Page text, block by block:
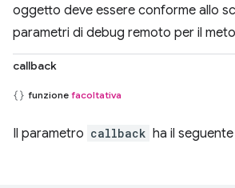
oggetto deve essere conforme allo
parametri di debug remoto per il
callback
funzione facoltativa
Il parametro callback ha il